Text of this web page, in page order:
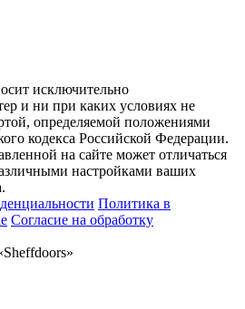
исключительно
и ни при каких условиях не
определяемой положениями
кодекса Российской Федерации.
на сайте может отличаться
настройками ваших
Политика в
Согласие на обработку